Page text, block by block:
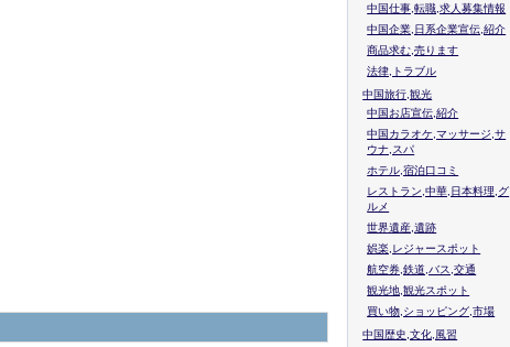
中国仕事,転職,求人募集情報
中国企業,日系企業宣伝,紹介
商品求む,売ります
法律,トラブル
中国旅行,観光
中国お店宣伝,紹介
中国カラオケ,マッサージ,サ
ウナ,スパ
ホテル,宿泊口コミ
レストラン,中華,日本料理,グ
ルメ
世界遺産,遺跡
娯楽,レジャースポット
航空券,鉄道,バス,交通
観光地,観光スポット
買い物,ショッピング,市場
中国歴史,文化,風習